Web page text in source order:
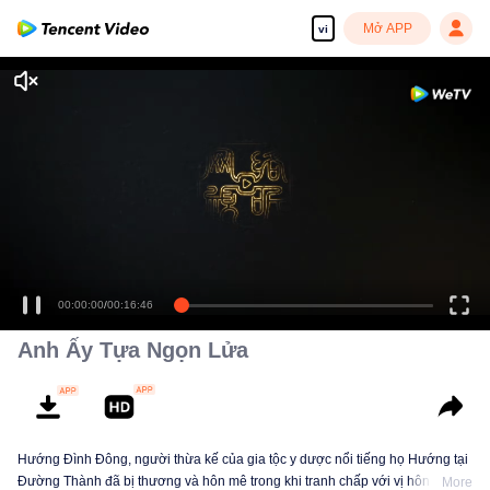
vi Mở APP
Tận hưởng những bộ phim truyền hình HD mượt mà
00:00:00/00:16:46
Anh Ấy Tựa Ngọn Lửa
Hướng Đình Đông, người thừa kế của gia tộc y dược nổi tiếng họ Hướng tại
Đường Thành đã bị thương và hôn mê trong khi tranh chấp với vị hôn thêMore